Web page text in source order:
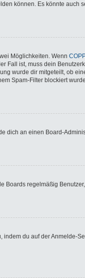
können. Es könnte auch
Möglichkeiten. Wenn
Fall ist, muss dein
wurde dir mitgeteilt, ob
Spam-Filter blockiert
an einen Board-
regelmäßig
du auf der Anmelde-